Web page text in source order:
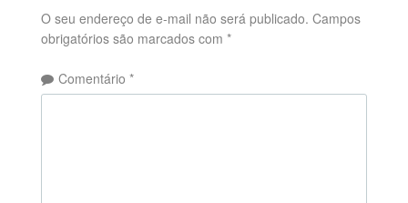
O seu endereço de e-mail não será publicado. Campos
obrigatórios são marcados com *
Comentário *